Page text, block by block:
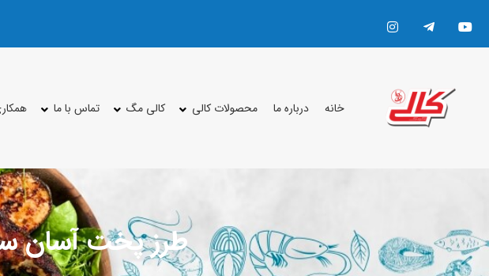
خانه درباره ما محصولات کالی کالی مگ تماس با ما
طرز پخت آسان